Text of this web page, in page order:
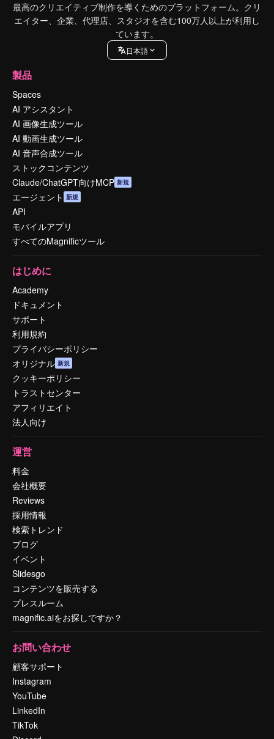
最高のクリエイティブ制作を導くためのプラットフォーム。クリ
エイター、企業、代理店、スタジオを含む100万人以上が利用し
ています。
日本語
製品
Spaces
AI アシスタント
AI 画像生成ツール
AI 動画生成ツール
AI 音声合成ツール
ストックコンテンツ
Claude/ChatGPT向けMCP 新規
エージェント 新規
API
モバイルアプリ
すべてのMagnificツール
はじめに
Academy
ドキュメント
サポート
利用規約
プライバシーポリシー
オリジナル 新規
クッキーポリシー
トラストセンター
アフィリエイト
法人向け
運営
料金
会社概要
Reviews
採用情報
検索トレンド
ブログ
イベント
Slidesgo
コンテンツを販売する
プレスルーム
magnific.aiをお探しですか？
お問い合わせ
顧客サポート
Instagram
YouTube
LinkedIn
TikTok